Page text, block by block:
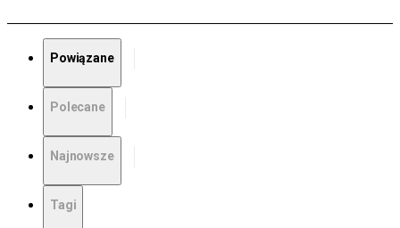
Powiązane
Polecane
Najnowsze
Tagi